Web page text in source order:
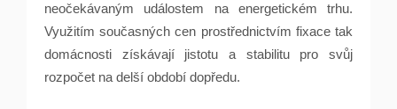
neočekávaným událostem na energetickém trhu.
Využitím současných cen prostřednictvím fixace tak
domácnosti získávají jistotu a stabilitu pro svůj
rozpočet na delší období dopředu.